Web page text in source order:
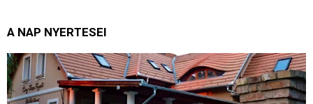
A NAP NYERTESEI